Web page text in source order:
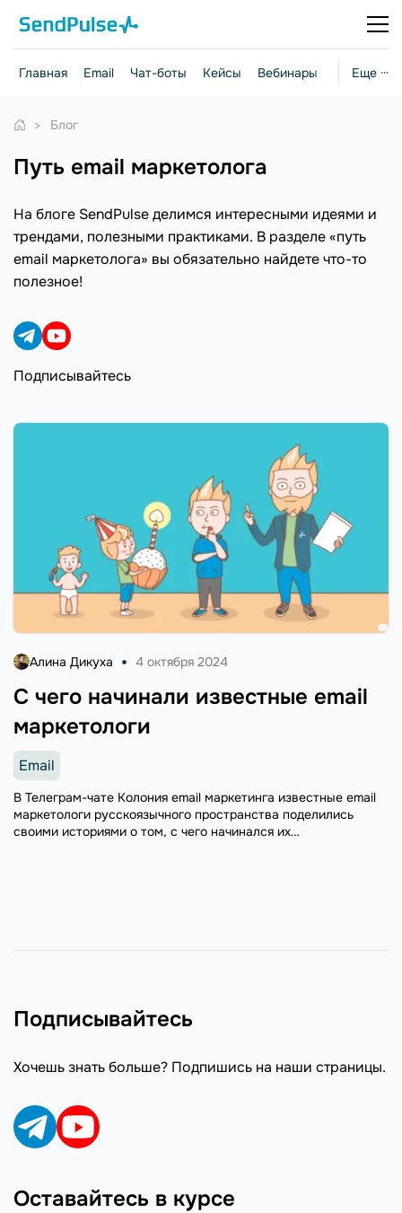
Еще ···
Главная Email Чат-боты Кейсы Вебинары Стратегии
Блог
путь email маркетолога
На блоге SendPulse делимся интересными идеями и
трендами, полезными практиками. В разделе «путь
email маркетолога» вы обязательно найдете что-то
полезное!
Подписывайтесь
С чего начинали известные email
маркетологи
Алина Дикуха 4 октября 2024
Email
В Телеграм-чате Колония email маркетинга известные email
маркетологи русскоязычного пространства поделились
своими историями о том, с чего начинался их
Подписывайтесь
Хочешь знать больше? Подпишись на наши страницы.
Оставайтесь в курсе